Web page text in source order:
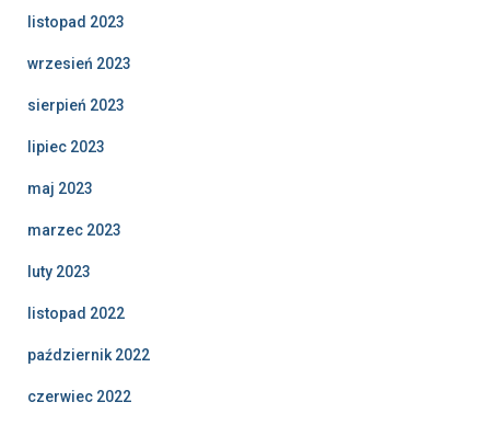
listopad 2023
wrzesień 2023
sierpień 2023
lipiec 2023
maj 2023
marzec 2023
luty 2023
listopad 2022
październik 2022
czerwiec 2022